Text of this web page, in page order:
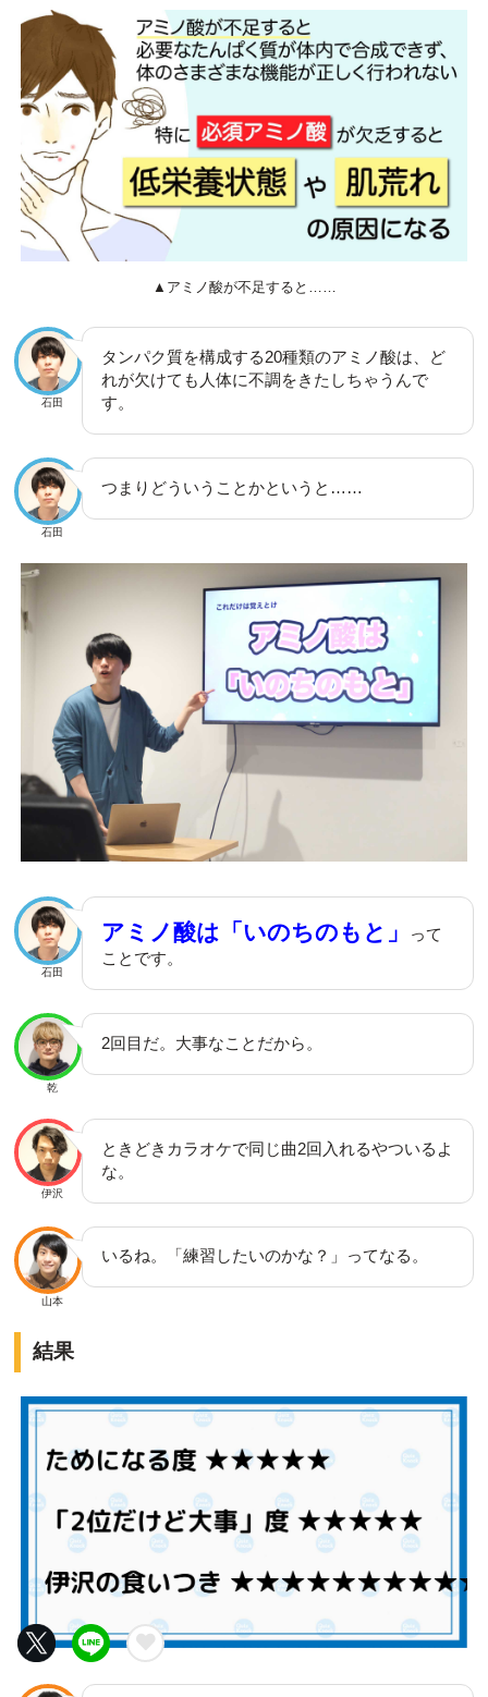
▲アミノ酸が不足すると……
石田
タンパク質を構成する20種類のアミノ酸は、ど
れが欠けても人体に不調をきたしちゃうんで
す。
石田
つまりどういうことかというと……
石田
アミノ酸は「いのちのもと」
って
ことです。
乾
2回目だ。大事なことだから。
伊沢
ときどきカラオケで同じ曲2回入れるやついるよ
な。
山本
いるね。「練習したいのかな？」ってなる。
結果